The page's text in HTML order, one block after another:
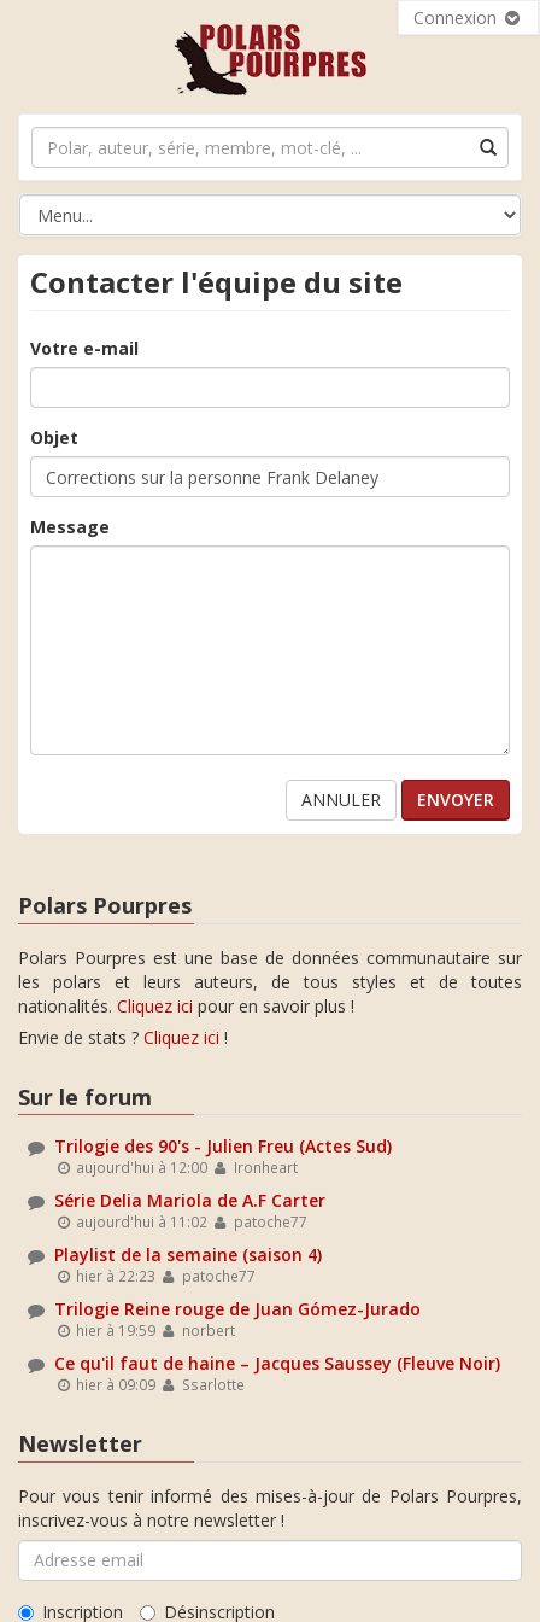
Connexion
Contacter l'équipe du site
Votre e-mail
Objet
Message
ANNULER
Polars Pourpres
Polars Pourpres est une base de données communautaire sur
les polars et leurs auteurs, de tous styles et de toutes
nationalités. Cliquez ici pour en savoir plus !
Envie de stats ? Cliquez ici !
Sur le forum
Trilogie des 90's - Julien Freu (Actes Sud)
aujourd'hui à 12:00 Ironheart
Série Delia Mariola de A.F Carter
aujourd'hui à 11:02 patoche77
Playlist de la semaine (saison 4)
hier à 22:23 patoche77
Trilogie Reine rouge de Juan Gómez-Jurado
hier à 19:59 norbert
Ce qu'il faut de haine – Jacques Saussey (Fleuve Noir)
hier à 09:09 Ssarlotte
Newsletter
Pour vous tenir informé des mises-à-jour de Polars Pourpres,
inscrivez-vous à notre newsletter !
Inscription Désinscription